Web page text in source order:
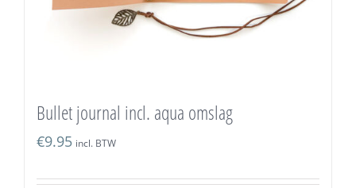
Bullet journal incl. aqua omslag
€9.95 incl. BTW